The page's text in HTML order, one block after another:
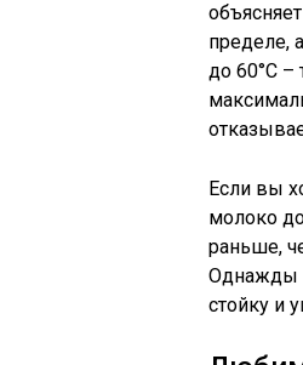
Если вы
молоко
раньше,
Однажды
стойку и